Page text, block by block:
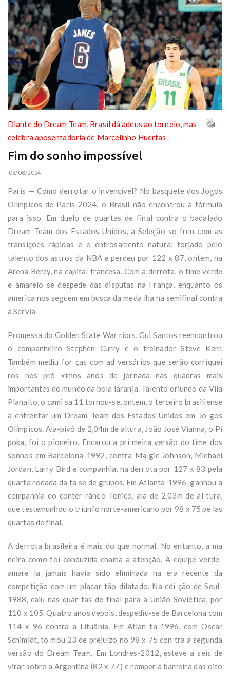
Diante do Dream Team, Brasil dá adeus ao torneio, mas
celebra aposentadoria de Marcelinho Huertas
Fim do sonho impossível
06/08/2024
Paris — Como derrotar o invencível? No basquete dos Jogos
Olímpicos de Paris-2024, o Brasil não encontrou a fórmula
para isso. Em duelo de quartas de final contra o badalado
Dream Team dos Estados Unidos, a Seleção so freu com as
transições rápidas e o entrosamento natural forjado pelo
talento dos astros da NBA e perdeu por 122 x 87, ontem, na
Arena Bercy, na capital francesa. Com a derrota, o time verde
e amarelo se despede das disputas na França, enquanto os
america nos seguem em busca da meda lha na semifinal contra
a Sérvia.
Promessa do Golden State War riors, Gui Santos reencontrou
o companheiro Stephen Curry e o treinador Steve Kerr.
Também mediu for ças com ad versários que serão corriquei
ros nos pró ximos anos de jornada nas quadras mais
importantes do mundo da bola laranja. Talento oriundo da Vila
Planalto, o cami sa 11 tornou-se, ontem, o terceiro brasiliense
a enfrentar um Dream Team dos Estados Unidos em Jo gos
Olímpicos. Ala-pivô de 2,04m de altura, João José Vianna, o Pi
poka, foi o pioneiro. Encarou a pri meira versão do time dos
sonhos em Barcelona-1992, contra Ma gic Johnson, Michael
Jordan, Larry Bird e companhia, na derrota por 127 x 83 pela
quarta rodada da fa se de grupos. Em Atlanta-1996, ganhou a
companhia do conter râneo Tonico, ala de 2,03m de al tura,
que testemunhou o triunfo norte-americano por 98 x 75 pe las
quartas de final.
A derrota brasileira é mais do que normal. No entanto, a ma
neira como foi conduzida chama a atenção. A equipe verde-
amare la jamais havia sido eliminada na era recente da
competição com um placar tão dilatado. Na edi ção de Seul-
1988, caiu nas quar tas de final para a União Soviética, por
110 x 105. Quatro anos depois, despediu-se de Barcelona com
114 x 96 contra a Lituânia. Em Atlan ta-1996, com Oscar
Schimidt, to mou 23 de prejuízo no 98 x 75 con tra a segunda
versão do Dream Team. Em Londres-2012, esteve a seis de
virar sobre a Argentina (82 x 77) e romper a barreira das oito